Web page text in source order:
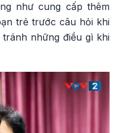
như cung cấp thêm
trẻ trước câu hỏi khi
những điều gì khi